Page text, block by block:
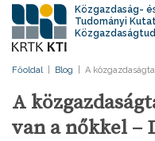
Közgazdaság-
Tudományi
Főoldal Blog A
A
van a nőkkel –